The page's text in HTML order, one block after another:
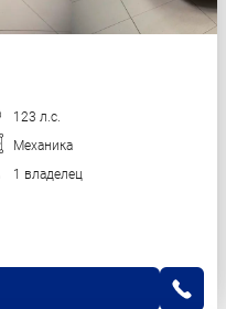
123 л.с.
Механика
1 владелец